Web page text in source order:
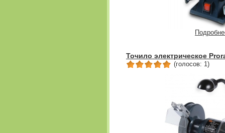
Точило электрическое
(голосов: 1)